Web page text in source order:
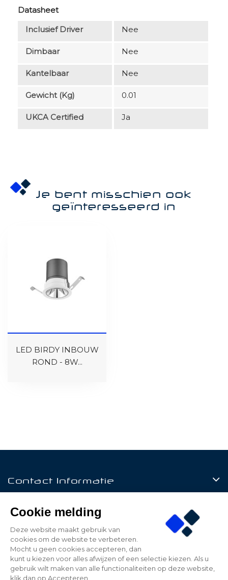
Datasheet
Inclusief Driver
Nee
Dimbaar Nee
Kantelbaar Nee
Gewicht (kg) 0.01
UKCA Certified Ja
Je bent misschien ook
geïnteresseerd in
LED BIRDY INBOUW
ROND - 8W...
Contact Informatie
Mijn Account
Cookie melding
Deze website maakt gebruik van
cookies om de website te verbeteren.
Mocht u geen cookies accepteren, dan
kunt u kiezen voor alles afwijzen of een selectie kiezen. Als u
gebruik wilt maken van alle functionaliteiten op deze website,
klik dan op Accepteren.